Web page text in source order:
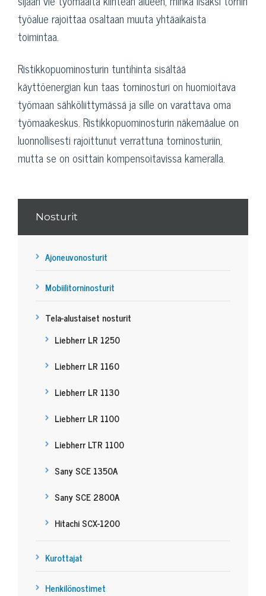
työalue rajoittaa osaltaan muuta yhtäaikaista
toimintaa.
Ristikkopuominosturin tuntihinta sisältää
käyttöenergian kun taas torninosturi on huomioitava
työmaan sähköliittymässä ja sille on varattava oma
työmaakeskus. Ristikkopuominosturin näkemäalue on
luonnollisesti rajoittunut verrattuna torninosturiin,
mutta se on osittain kompensoitavissa kameralla.
Nosturit
Ajoneuvonosturit
Mobiilitorninosturit
Tela-alustaiset nosturit
Liebherr LR 1250
Liebherr LR 1160
Liebherr LR 1130
Liebherr LR 1100
Liebherr LTR 1100
Sany SCE 1350A
Sany SCE 2800A
Hitachi SCX-1200
Kurottajat
Henkilönostimet